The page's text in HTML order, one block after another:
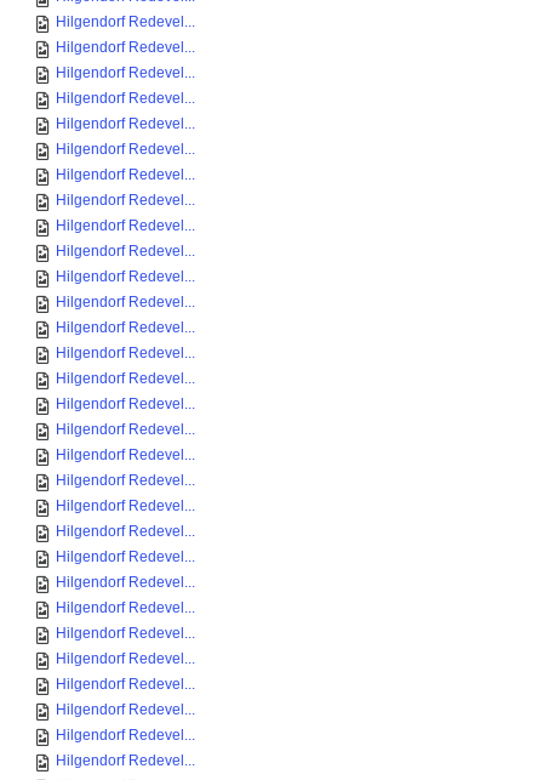
Hilgendorf Redevel...
Hilgendorf Redevel...
Hilgendorf Redevel...
Hilgendorf Redevel...
Hilgendorf Redevel...
Hilgendorf Redevel...
Hilgendorf Redevel...
Hilgendorf Redevel...
Hilgendorf Redevel...
Hilgendorf Redevel...
Hilgendorf Redevel...
Hilgendorf Redevel...
Hilgendorf Redevel...
Hilgendorf Redevel...
Hilgendorf Redevel...
Hilgendorf Redevel...
Hilgendorf Redevel...
Hilgendorf Redevel...
Hilgendorf Redevel...
Hilgendorf Redevel...
Hilgendorf Redevel...
Hilgendorf Redevel...
Hilgendorf Redevel...
Hilgendorf Redevel...
Hilgendorf Redevel...
Hilgendorf Redevel...
Hilgendorf Redevel...
Hilgendorf Redevel...
Hilgendorf Redevel...
Hilgendorf Redevel...